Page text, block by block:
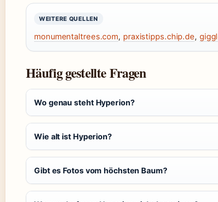
WEITERE QUELLEN
monumentaltrees.com, praxistipps.chip.de,
Häufig gestellte Fragen
Wo genau steht Hyperion?
Wie alt ist Hyperion?
Gibt es Fotos vom höchsten Baum?